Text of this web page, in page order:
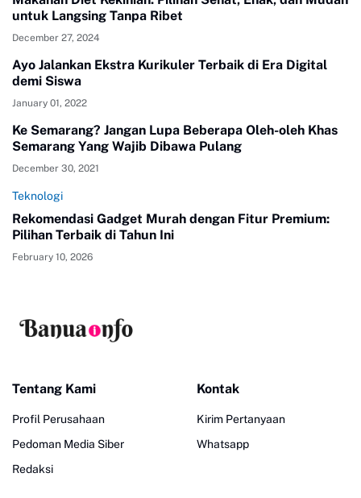
untuk Langsing Tanpa Ribet
December 27, 2024
Ayo Jalankan Ekstra Kurikuler Terbaik di Era Digital
demi Siswa
January 01, 2022
Ke Semarang? Jangan Lupa Beberapa Oleh-oleh Khas
Semarang Yang Wajib Dibawa Pulang
December 30, 2021
Teknologi
Rekomendasi Gadget Murah dengan Fitur Premium:
Pilihan Terbaik di Tahun Ini
February 10, 2026
Tentang Kami
Profil Perusahaan
Pedoman Media Siber
Redaksi
Kontak
Kirim Pertanyaan
Whatsapp